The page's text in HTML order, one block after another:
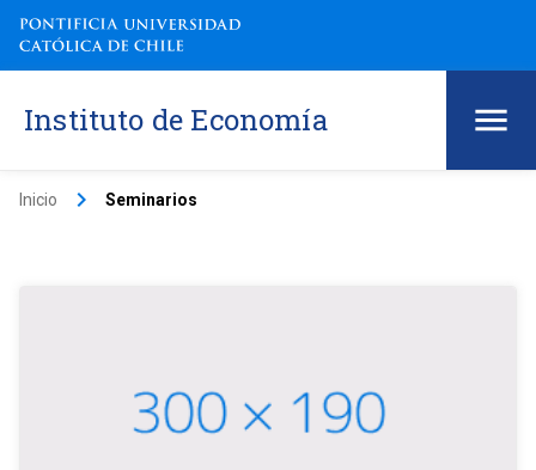
Instituto de Economía
Inicio keyboard_arrow_right Seminarios